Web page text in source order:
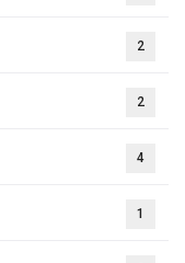
2
2
4
1